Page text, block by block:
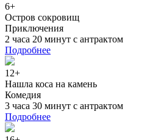
6+
Остров сокровищ
Приключения
2 часа 20 минут с антрактом
Подробнее
12+
Нашла коса на камень
Комедия
3 часа 30 минут с антрактом
Подробнее